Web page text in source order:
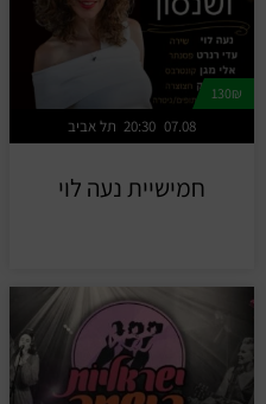
130₪
תל אביב 20:30 07.08
חמישיית נעה לוי